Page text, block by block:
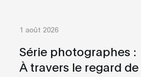
1 août 2026
Série photographes :
À travers le regard de